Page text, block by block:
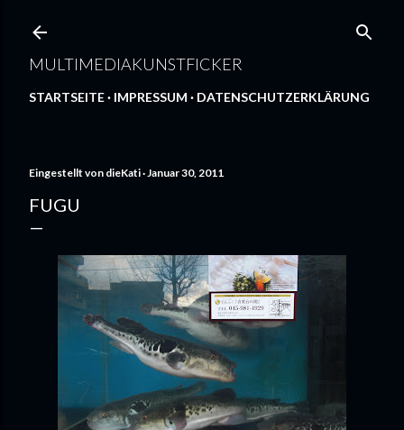
MULTIMEDIAKUNSTFICKER
STARTSEITE IMPRESSUM DATENSCHUTZERKLÄRUNG
Eingestellt von dieKati Januar 30, 2011
FUGU